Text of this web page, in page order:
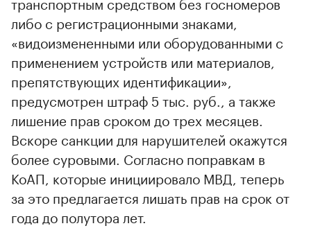
либо с регистрационными знаками,
«видоизмененными или оборудованными с
применением устройств или материалов,
препятствующих идентификации»,
предусмотрен штраф 5 тыс. руб., а также
лишение прав сроком до трех месяцев.
Вскоре санкции для нарушителей окажутся
более суровыми. Согласно поправкам в
КоАП, которые инициировало МВД, теперь
за это предлагается лишать прав на срок от
года до полутора лет.